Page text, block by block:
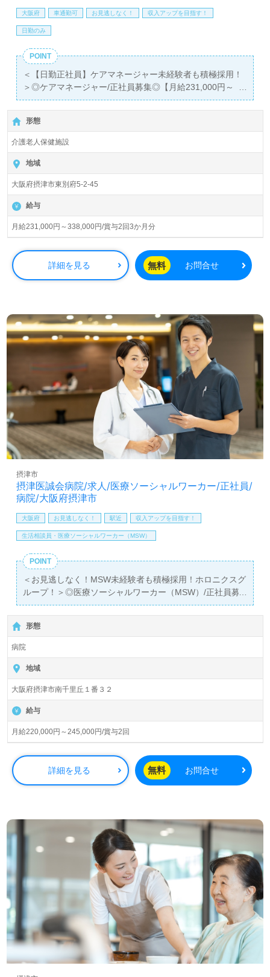
大阪府 車通勤可 お見逃しなく！ 収入アップを目指す！
日勤のみ
POINT
＜【日勤正社員】ケアマネージャー未経験者も積極採用！
＞◎ケアマネージャー/正社員募集◎【月給231,000円～
338,000円/賞与2回】＊介護支援専門員、主任介護支援専
門員有資格者向け求人＊『正雀駅』徒歩15分。お車通勤可
能です。
入居定員100名（従来型個室/多床室）『摂津老健ひかり』
社会福祉法人成晃会（本部：大阪府大阪市）様の運営で
す。大阪府、兵庫県を中心に訪問リハビリ、通所リハビ
リ、介護老人保健施設、訪問看護/介護、居宅介護支援事業
を展開されています。
◎『ご利用者様の声に耳を傾け、ご家族様との連携を図
る』。多職種の職員様の相互連携であたたかく寄り添う事
業所様！◎
居宅または施設等でケアマネージャー経験のある方はもち
ろん、これからケアマネージャーを目指される方も幅広く
員様からのあたたかなサポートもうれしいポイント！『ご
利用者様、ご家族様のお気持ちに寄り添ったケアプランを
作成したい』『ケアマネージャーとして専門性を深めた
い』『働きがいを感じながら仕事をしたい』『資格/経験を
活かしたい、キャリアチェンジを実現したい、施設形態や
環境を変えて仕事をしたい』等の方も大歓迎です。こちら
の求人は＜ケアマネージャー紹介専任コンサルタント＞よ
り募集詳細をご案内します。お問い合わせも遠慮なくお願
いします。
医療/福祉業界の正社員/パート求人探しは【ウィルオブ介
護】＊求人情報収集、将来的に検討の方も遠慮なく＊
相談可能です。転職相談、求人紹介、年収交渉など完全無
料サービスをご利用いただけます。＜非公開求人も取扱い
あり！＞"転職支援"のプロと一緒に転職活動！お問い合わ
せお待ちしております。
形態
介護老人保健施設
地域
大阪府摂津市東別府5-2-45
給与
月給231,000円～338,000円/賞与2回3か月分
詳細を見る 無料 お問合せ
摂津医誠会病院/求人/医療ソーシャルワーカー/正社員/
病院/大阪府摂津市
摂津市
大阪府 お見逃しなく！ 駅近 収入アップを目指す！
生活相談員・医療ソーシャルワーカー（MSW）
POINT
＜お見逃しなく！MSW未経験者も積極採用！ホロニクスグ
ループ！＞◎医療ソーシャルワーカー（MSW）/正社員募
集◎
【月給220,000円～245,000円/賞与2回】＊社会福祉士有資
格者向け求人＊『摂津市駅』徒歩9分。
総病床数170床『摂津医誠会病院』ホロニクスグループ/医
療法人医誠会（本部：大阪府大阪市）様の運営です。大阪
府、愛知県、京都府、滋賀県を中心に病院、介護老人保健
施設、訪問看護ステーション、居宅介護支援事業を展開さ
れています。
◎多職種、幅広い年代層の職員様が活躍中！『中途入社で
もすぐに職場に馴染めました！』等のお声も届く病院様！
◎
医療ソーシャルワーカー（MSW）や施設等での相談員経験
のある方はもちろん、これからMSWを目指される方も幅広
です。働きやすい08:30～17:30の勤務時間、充実のOJT/研
修プログラム、スムーズな多職種連携もうれしいポイン
ト！『ご利用者様やご家族様のお役に立ちたい、資格/経験
を活かしたい』『MSWとしての専門性を高めたい』『同職
種の職員様在籍の環境で働きたい』『働きがいを感じなが
ら仕事をしたい』『転職でキャリアチェンジを実現した
い、施設形態や環境を変えて働きたい』等の方も大歓迎で
す！こちらの求人は＜MSW、相談員紹介専任コンサルタン
ト＞より、求人詳細をご案内します。お問い合わせも遠慮
なくお願いします。
医療/福祉業界の正社員/パート求人探しは【ウィルオブ介
形態
病院
地域
大阪府摂津市南千里丘１番３２
給与
月給220,000円～245,000円/賞与2回
詳細を見る 無料 お問合せ